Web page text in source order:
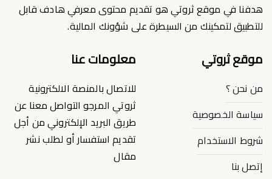
هدفنا في موقع ثروتي هو تقديم محتوى معرفي هادف قابل
للتطبيق لتمكينك من السيطرة على شؤونك المالية.
موقع ثروتي
من نحن ؟
سياسة الخصوصية
شروط الاستخدام
إتصل بنا
معلومات عنا
للاتصال بالمنصة الالكترونية
ثروتي المرجو التواصل معنا عن
طريق البريد الإلكتروني من أجل
تقديم استفسار أو لطلب نشر
مقال